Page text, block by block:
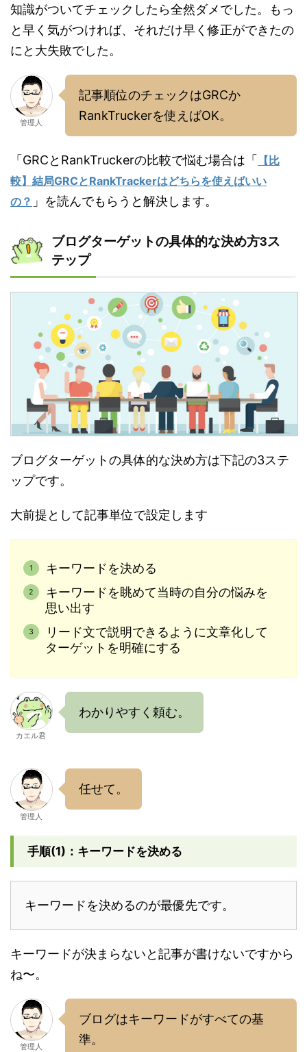
知識がついてチェックしたら全然ダメでした。もっ
と早く気がつければ、それだけ早く修正ができたの
にと大失敗でした。
管理人
記事順位のチェックはGRCか
RankTruckerを使えばOK。
「GRCとRankTruckerの比較で悩む場合は「
【比
較】結局GRCとRankTrackerはどちらを使えばいい
の？ 」を読んでもらうと解決します。
ブログターゲットの具体的な決め方3ス
テップ
ブログターゲットの具体的な決め方は下記の3ステ
ップです。
大前提として記事単位で設定します
キーワードを決める
キーワードを眺めて当時の自分の悩みを
思い出す
リード文で説明できるように文章化して
ターゲットを明確にする
カエル君
わかりやすく頼む。
管理人
任せて。
手順(1)：キーワードを決める
キーワードを決めるのが最優先です。
キーワードが決まらないと記事が書けないですから
ね〜。
管理人
ブログはキーワードがすべての基
準。